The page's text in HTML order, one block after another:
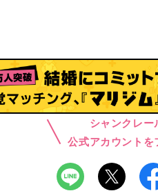
シャンクレー
公式アカウントを